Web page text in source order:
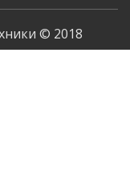
© 2018